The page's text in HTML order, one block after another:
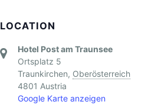
LOCATION
Hotel Post am Traunsee
Ortsplatz 5
Traunkirchen, Oberösterreich
4801 Austria
Google Karte anzeigen